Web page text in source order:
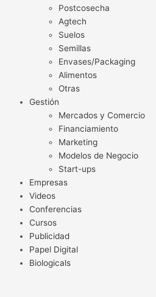
Postcosecha
Agtech
Suelos
Semillas
Envases/Packaging
Alimentos
Otras
Gestión
Mercados y Comercio
Financiamiento
Marketing
Modelos de Negocio
Start-ups
Empresas
Videos
Conferencias
Cursos
Publicidad
Papel Digital
Biologicals